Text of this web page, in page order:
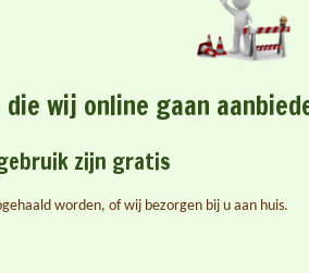
wij online gaan
zijn gratis
worden, of wij bezorgen bij u aan huis.